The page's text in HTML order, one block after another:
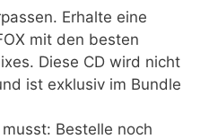
Erhalte eine
mit den besten
Diese CD wird nicht
ist exklusiv im Bundle
Bestelle noch